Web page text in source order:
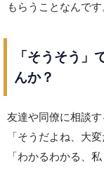
もらうことなんです
「そうそう」
んか？
友達や同僚に相談す
「そうだよね、大変
「わかるわかる、